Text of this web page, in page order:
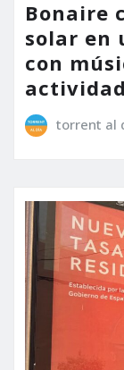
Bonaire
solar en
con
torrent al